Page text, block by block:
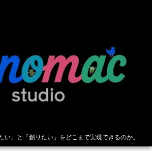
い」と「創りたい」をどこまで実現できるのか。